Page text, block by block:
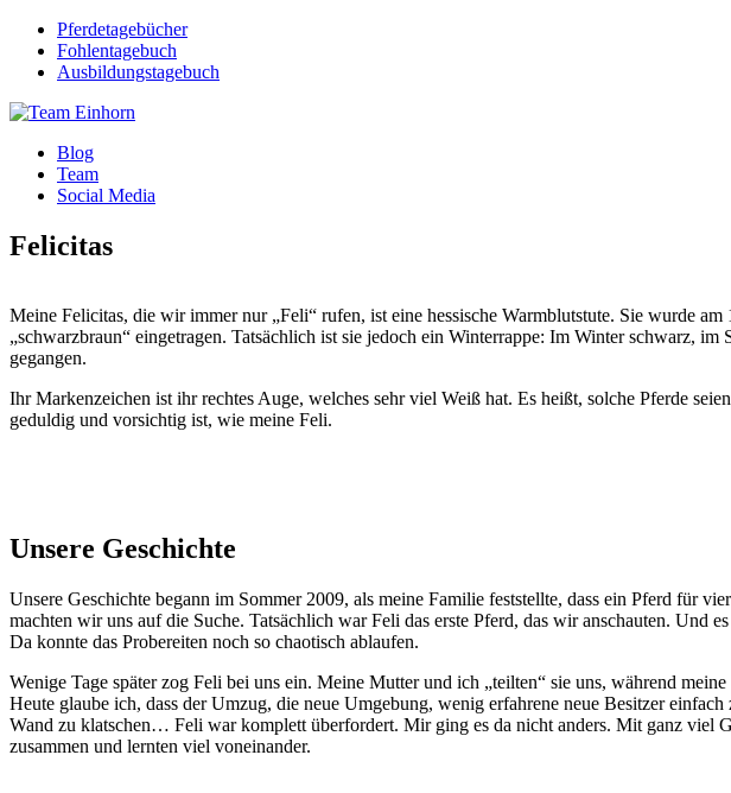
Pferdetagebücher
Fohlentagebuch
Ausbildungstagebuch
Blog
Team
Social Media
Felicitas
Meine Felicitas, die wir immer nur „Feli“ rufen, ist eine hessische Warmblutstute. Sie wurde
„schwarzbraun“ eingetragen. Tatsächlich ist sie jedoch ein Winterrappe: Im Winter schwarz,
gegangen.
Ihr Markenzeichen ist ihr rechtes Auge, welches sehr viel Weiß hat. Es heißt, solche Pferde
geduldig und vorsichtig ist, wie meine Feli.
Unsere Geschichte
Unsere Geschichte begann im Sommer 2009, als meine Familie feststellte, dass ein Pferd für
machten wir uns auf die Suche. Tatsächlich war Feli das erste Pferd, das wir anschauten.
Da konnte das Probereiten noch so chaotisch ablaufen.
Wenige Tage später zog Feli bei uns ein. Meine Mutter und ich „teilten“ sie uns, während
Heute glaube ich, dass der Umzug, die neue Umgebung, wenig erfahrene neue Besitzer
Wand zu klatschen… Feli war komplett überfordert. Mir ging es da nicht anders. Mit ganz viel
zusammen und lernten viel voneinander.